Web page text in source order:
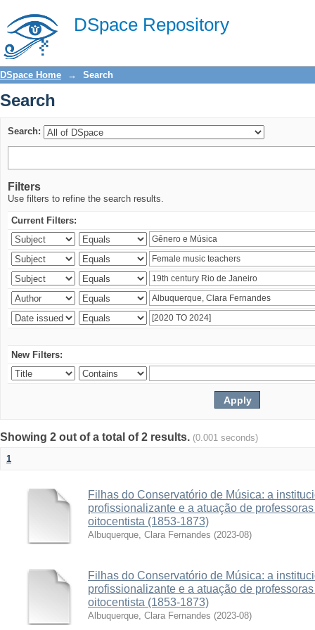
DSpace Repository
Search
DSpace Home → Search
Search
Search:
Filters
Use filters to refine the search results.
Current Filters:
New Filters:
Showing 2 out of a total of 2 results. (0.001 seconds)
1
Filhas do Conservatório de Música: a
profissionalizante e a atuação de
oitocentista (1853-1873)
Albuquerque, Clara Fernandes (2023-08)
Filhas do Conservatório de Música: a
profissionalizante e a atuação de
oitocentista (1853-1873)
Albuquerque, Clara Fernandes (2023-08)